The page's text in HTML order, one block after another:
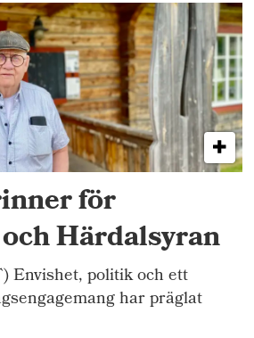
för
Härdalsyran
Envishet, politik och ett
har präglat